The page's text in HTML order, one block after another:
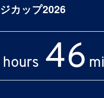
カップ2026
hours 46